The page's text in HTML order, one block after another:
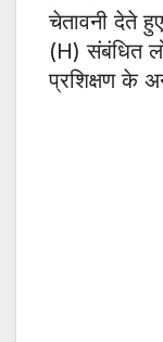
चेतावनी देते
(H) संबंधित
प्रशिक्षण के